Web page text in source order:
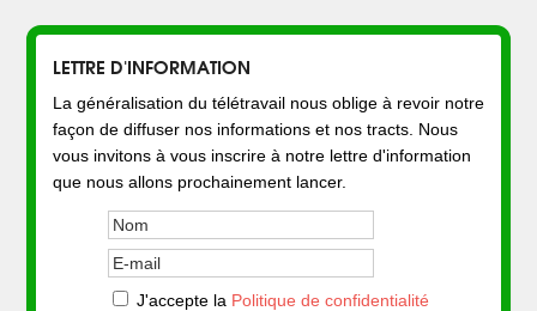
LETTRE D'INFORMATION
La généralisation du télétravail nous oblige à revoir notre
façon de diffuser nos informations et nos tracts. Nous
vous invitons à vous inscrire à notre lettre d'information
que nous allons prochainement lancer.
J'accepte la Politique de confidentialité